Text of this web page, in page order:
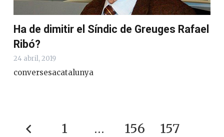
Ha de dimitir el Síndic de Greuges Rafael
Ribó?
24 abril, 2019
conversesacatalunya
1 … 156 157